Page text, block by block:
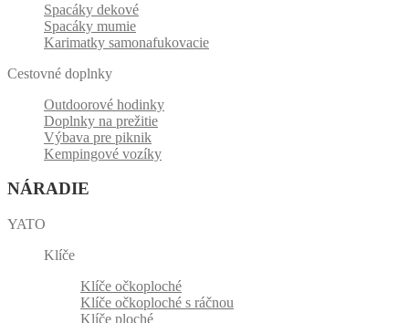
Spacáky dekové
Spacáky mumie
Karimatky samonafukovacie
Cestovné doplnky
Outdoorové hodinky
Doplnky na prežitie
Výbava pre piknik
Kempingové vozíky
NÁRADIE
YATO
Klíče
Klíče očkoploché
Klíče očkoploché s ráčnou
Klíče ploché